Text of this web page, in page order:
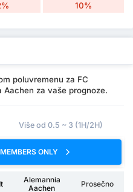
10%
poluvremenu za FC
Aachen za vaše prognoze.
Više od 0.5 ~ 3 (1H/2H)
ONLY
Alemannia
Aachen
Prosečno